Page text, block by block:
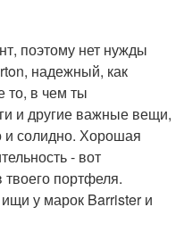
поэтому нет нужды
надежный, как
то, в чем ты
и другие важные вещи,
и солидно. Хорошая
- вот
портфеля.
у марок Barrister и